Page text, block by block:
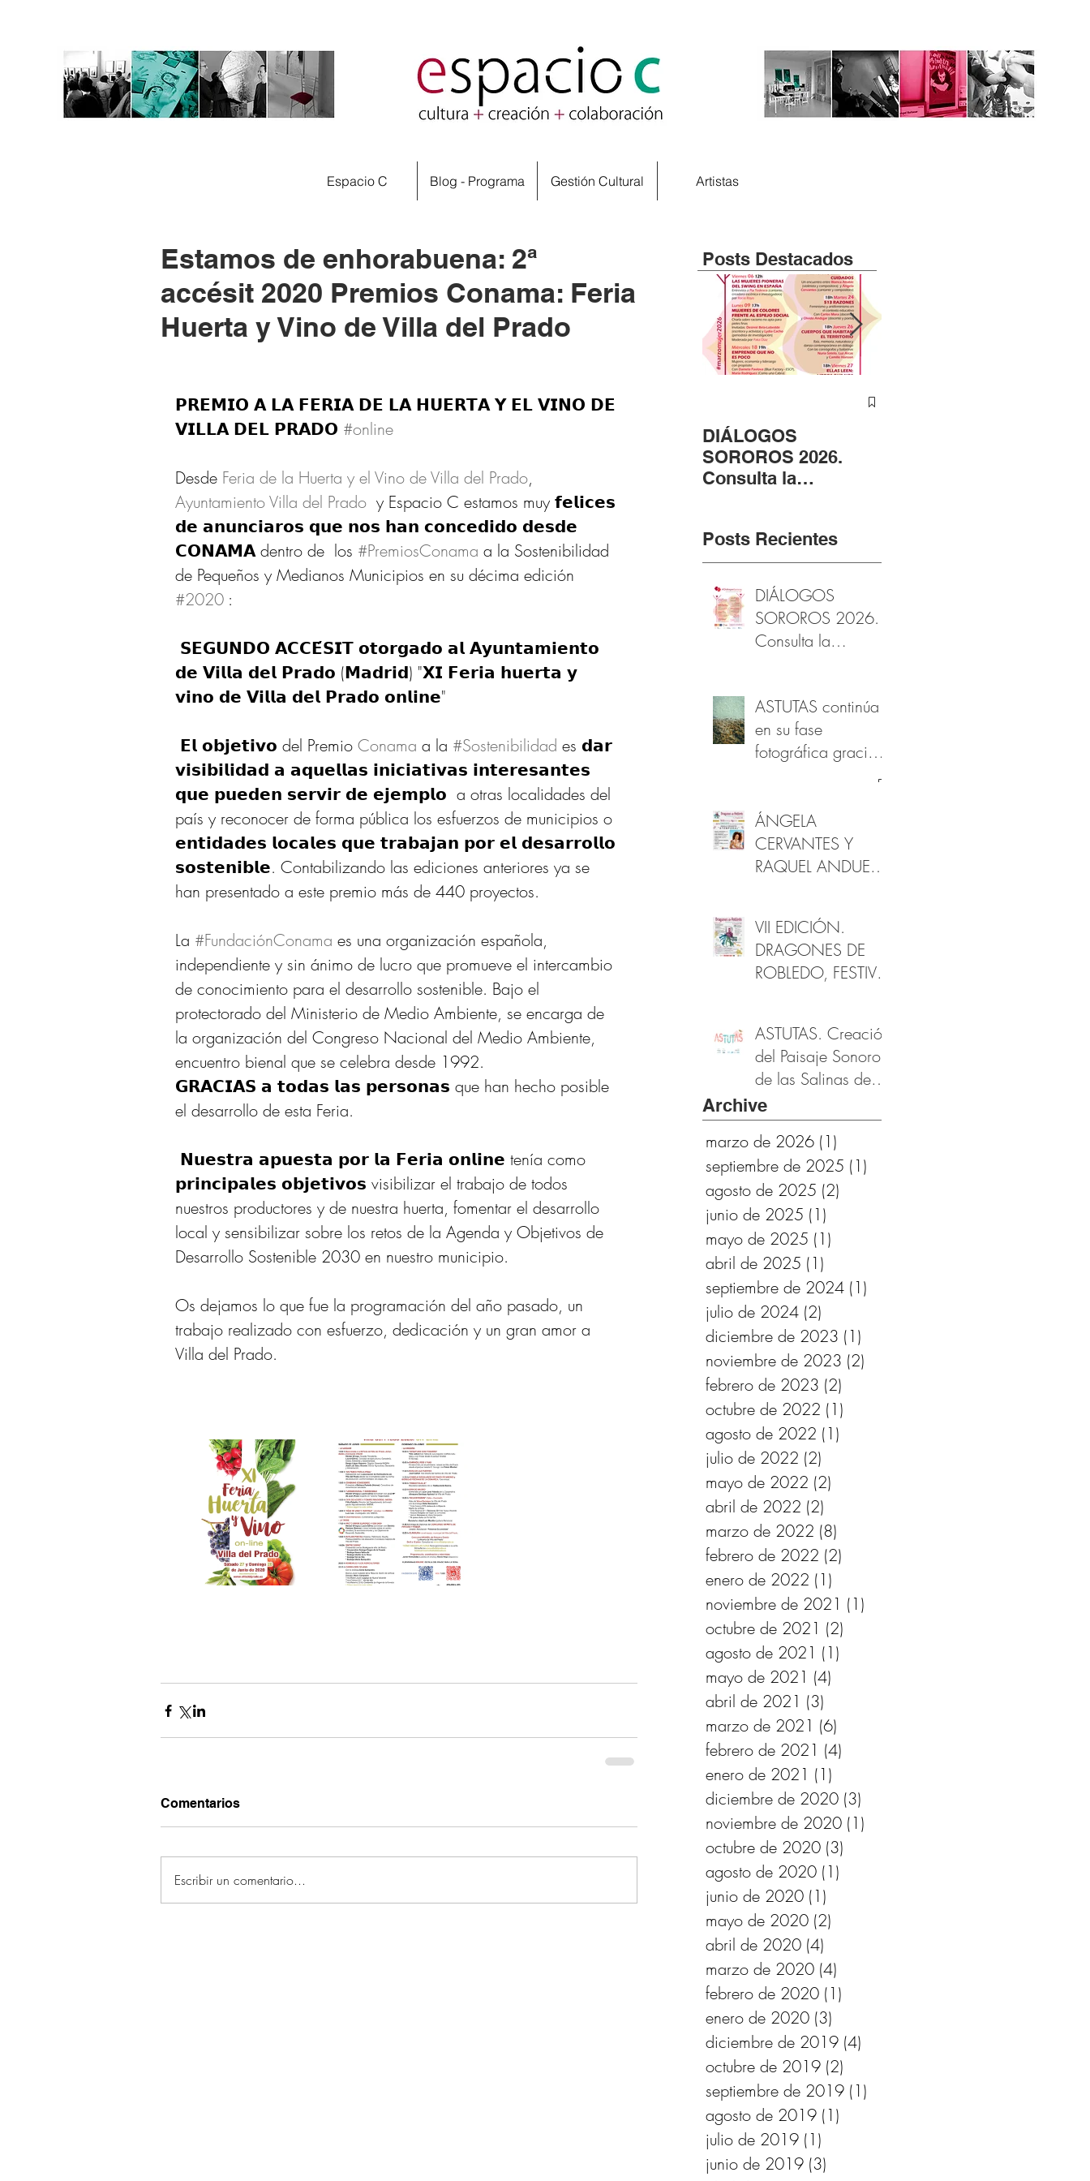
Espacio C Blog - Programa Gestión Cultural Artistas
Estamos de enhorabuena: 2ª
accésit 2020 Premios Conama: Feria
Huerta y Vino de Villa del Prado
𝗣𝗥𝗘𝗠𝗜𝗢 𝗔 𝗟𝗔 𝗙𝗘𝗥𝗜𝗔 𝗗𝗘 𝗟𝗔 𝗛𝗨𝗘𝗥𝗧𝗔 𝗬 𝗘𝗟 𝗩𝗜𝗡𝗢 𝗗𝗘
𝗩𝗜𝗟𝗟𝗔 𝗗𝗘𝗟 𝗣𝗥𝗔𝗗𝗢 #online
Desde Feria de la Huerta y el Vino de Villa del Prado,
Ayuntamiento Villa del Prado
  y Espacio C estamos muy 𝗳𝗲𝗹𝗶𝗰𝗲𝘀
𝗱𝗲 𝗮𝗻𝘂𝗻𝗰𝗶𝗮𝗿𝗼𝘀 𝗾𝘂𝗲 𝗻𝗼𝘀 𝗵𝗮𝗻 𝗰𝗼𝗻𝗰𝗲𝗱𝗶𝗱𝗼 𝗱𝗲𝘀𝗱𝗲
𝗖𝗢𝗡𝗔𝗠𝗔 dentro de  los #PremiosConama a la Sostenibilidad
de Pequeños y Medianos Municipios en su décima edición
#2020 :
𝗱𝗲 𝗩𝗶𝗹𝗹𝗮 𝗱𝗲𝗹 𝗣𝗿𝗮𝗱𝗼 (𝗠𝗮𝗱𝗿𝗶𝗱) "𝗫𝗜 𝗙𝗲𝗿𝗶𝗮 𝗵𝘂𝗲𝗿𝘁𝗮 𝘆
𝘃𝗶𝗻𝗼 𝗱𝗲 𝗩𝗶𝗹𝗹𝗮 𝗱𝗲𝗹 𝗣𝗿𝗮𝗱𝗼 𝗼𝗻𝗹𝗶𝗻𝗲"
𝗘𝗹 𝗼𝗯𝗷𝗲𝘁𝗶𝘃𝗼 del Premio Conama a la #Sostenibilidad es 𝗱𝗮𝗿
𝘃𝗶𝘀𝗶𝗯𝗶𝗹𝗶𝗱𝗮𝗱 𝗮 𝗮𝗾𝘂𝗲𝗹𝗹𝗮𝘀 𝗶𝗻𝗶𝗰𝗶𝗮𝘁𝗶𝘃𝗮𝘀 𝗶𝗻𝘁𝗲𝗿𝗲𝘀𝗮𝗻𝘁𝗲𝘀
𝗾𝘂𝗲 𝗽𝘂𝗲𝗱𝗲𝗻 𝘀𝗲𝗿𝘃𝗶𝗿 𝗱𝗲 𝗲𝗷𝗲𝗺𝗽𝗹𝗼  a otras localidades del
país y reconocer de forma pública los esfuerzos de municipios o
𝗲𝗻𝘁𝗶𝗱𝗮𝗱𝗲𝘀 𝗹𝗼𝗰𝗮𝗹𝗲𝘀 𝗾𝘂𝗲 𝘁𝗿𝗮𝗯𝗮𝗷𝗮𝗻 𝗽𝗼𝗿 𝗲𝗹 𝗱𝗲𝘀𝗮𝗿𝗿𝗼𝗹𝗹𝗼
𝘀𝗼𝘀𝘁𝗲𝗻𝗶𝗯𝗹𝗲. Contabilizando las ediciones anteriores ya se
han presentado a este premio más de 440 proyectos.
La #FundaciónConama es una organización española,
independiente y sin ánimo de lucro que promueve el intercambio
de conocimiento para el desarrollo sostenible. Bajo el
protectorado del Ministerio de Medio Ambiente, se encarga de
la organización del Congreso Nacional del Medio Ambiente,
encuentro bienal que se celebra desde 1992.
𝗚𝗥𝗔𝗖𝗜𝗔𝗦 𝗮 𝘁𝗼𝗱𝗮𝘀 𝗹𝗮𝘀 𝗽𝗲𝗿𝘀𝗼𝗻𝗮𝘀 que han hecho posible
el desarrollo de esta Feria.
𝗽𝗿𝗶𝗻𝗰𝗶𝗽𝗮𝗹𝗲𝘀 𝗼𝗯𝗷𝗲𝘁𝗶𝘃𝗼𝘀 visibilizar el trabajo de todos
nuestros productores y de nuestra huerta, fomentar el desarrollo
local y sensibilizar sobre los retos de la Agenda y Objetivos de
Desarrollo Sostenible 2030 en nuestro municipio.
Os dejamos lo que fue la programación del año pasado, un
trabajo realizado con esfuerzo, dedicación y un gran amor a
Villa del Prado.
Comentarios
Escribir un comentario...
Posts Destacados
DIÁLOGOS
SOROROS 2026.
Consulta la
Posts Recientes
DIÁLOGOS
SOROROS 2026.
Consulta la
ASTUTAS continúa
en su fase
fotográfica gracias
Provincial de
Cultura de Cádiz
ÁNGELA
CERVANTES Y
RAQUEL ANDUEZA
VII EDICIÓN.
DRAGONES DE
ROBLEDO, FESTIVAL
ASTUTAS. Creación
del Paisaje Sonoro
de las Salinas de
Cádiz.
Subvencionado por
Fundación
Provincial de
Cultura de Cádiz
Archive
marzo de 2026 (1)
septiembre de 2025 (1)
agosto de 2025 (2)
junio de 2025 (1)
mayo de 2025 (1)
abril de 2025 (1)
septiembre de 2024 (1)
julio de 2024 (2)
diciembre de 2023 (1)
noviembre de 2023 (2)
febrero de 2023 (2)
octubre de 2022 (1)
agosto de 2022 (1)
julio de 2022 (2)
mayo de 2022 (2)
abril de 2022 (2)
marzo de 2022 (8)
febrero de 2022 (2)
enero de 2022 (1)
noviembre de 2021 (1)
octubre de 2021 (2)
agosto de 2021 (1)
mayo de 2021 (4)
abril de 2021 (3)
marzo de 2021 (6)
febrero de 2021 (4)
enero de 2021 (1)
diciembre de 2020 (3)
noviembre de 2020 (1)
octubre de 2020 (3)
agosto de 2020 (1)
junio de 2020 (1)
mayo de 2020 (2)
abril de 2020 (4)
marzo de 2020 (4)
febrero de 2020 (1)
enero de 2020 (3)
diciembre de 2019 (4)
octubre de 2019 (2)
septiembre de 2019 (1)
agosto de 2019 (1)
julio de 2019 (1)
junio de 2019 (3)